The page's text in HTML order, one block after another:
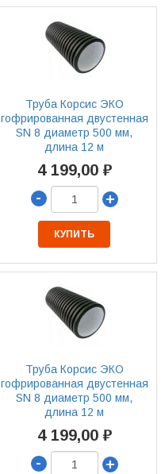
Труба Корсис ЭКО
гофрированная двустенная
SN 8 диаметр 500 мм,
длина 12 м
4 199,00 ₽
-
+
КУПИТЬ
Труба Корсис ЭКО
гофрированная двустенная
SN 8 диаметр 500 мм,
длина 12 м
4 199,00 ₽
-
+